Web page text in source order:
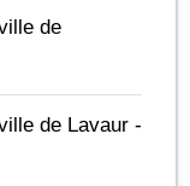
de
de Lavaur -